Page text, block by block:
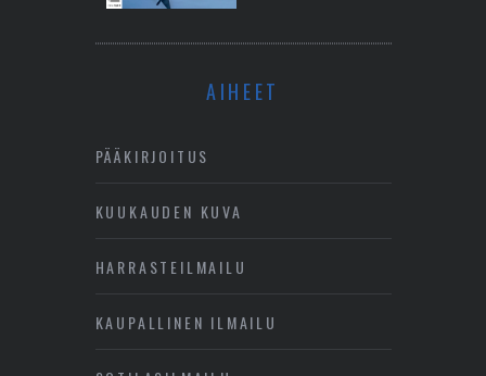
AIHEET
PÄÄKIRJOITUS
KUUKAUDEN KUVA
HARRASTEILMAILU
KAUPALLINEN ILMAILU